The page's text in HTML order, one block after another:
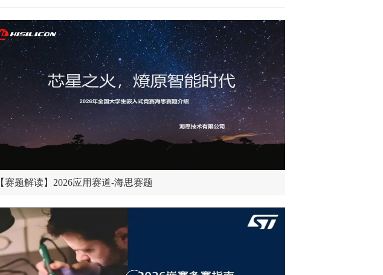
【赛题解读】2026应用赛道-海思赛题